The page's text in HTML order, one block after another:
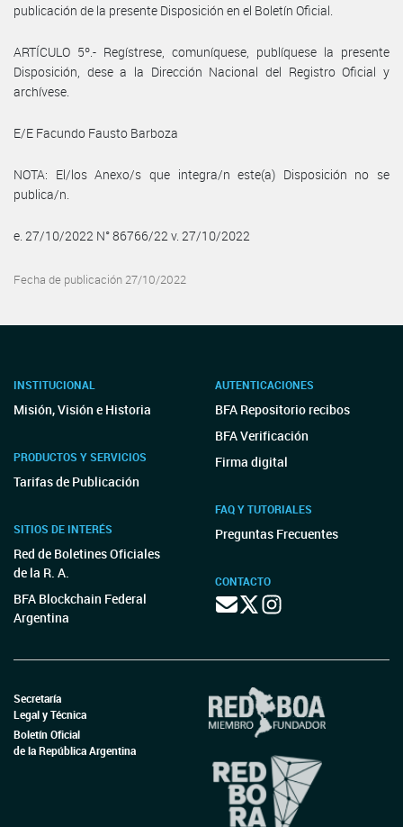
publicación de la presente Disposición en el Boletín Oficial.
ARTÍCULO 5º.- Regístrese, comuníquese, publíquese la presente
Disposición, dese a la Dirección Nacional del Registro Oficial y
archívese.
E/E Facundo Fausto Barboza
NOTA: El/los Anexo/s que integra/n este(a) Disposición no se
publica/n.
e. 27/10/2022 N° 86766/22 v. 27/10/2022
Fecha de publicación 27/10/2022
INSTITUCIONAL
Misión, Visión e Historia
PRODUCTOS Y SERVICIOS
Tarifas de Publicación
SITIOS DE INTERÉS
Red de Boletines Oficiales
de la R. A.
BFA Blockchain Federal
Argentina
AUTENTICACIONES
BFA Repositorio recibos
BFA Verificación
Firma digital
FAQ Y TUTORIALES
Preguntas Frecuentes
CONTACTO
Secretaría
Legal y Técnica
Boletín Oficial
de la República Argentina